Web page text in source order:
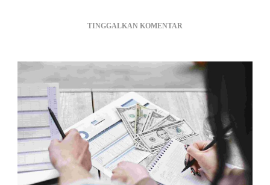
TINGGALKAN KOMENTAR
UP
SALDO
MELALUI
VIRGO
TANPA
RIBET
BISA
PAKAI
KEMBALIAN
BELANJA